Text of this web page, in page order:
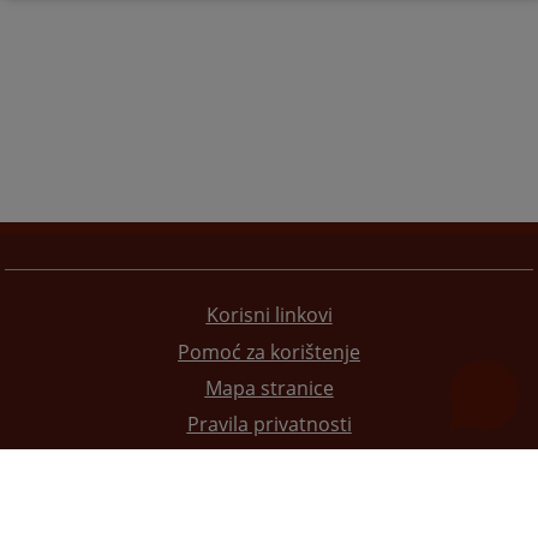
Korisni linkovi
Pomoć za korištenje
Mapa stranice
Pravila privatnosti